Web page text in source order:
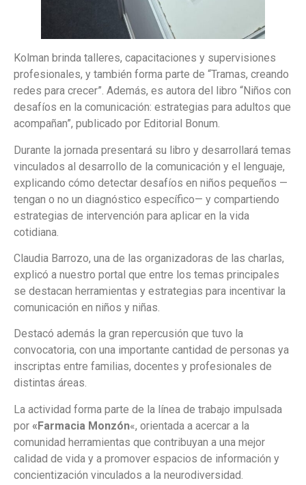
Kolman brinda talleres, capacitaciones y supervisiones
profesionales, y también forma parte de “Tramas, creando
redes para crecer”. Además, es autora del libro “Niños con
desafíos en la comunicación: estrategias para adultos que
acompañan”, publicado por Editorial Bonum.
Durante la jornada presentará su libro y desarrollará temas
vinculados al desarrollo de la comunicación y el lenguaje,
explicando cómo detectar desafíos en niños pequeños —
tengan o no un diagnóstico específico— y compartiendo
estrategias de intervención para aplicar en la vida
cotidiana.
Claudia Barrozo, una de las organizadoras de las charlas,
explicó a nuestro portal que entre los temas principales
se destacan herramientas y estrategias para incentivar la
comunicación en niños y niñas.
Destacó además la gran repercusión que tuvo la
convocatoria, con una importante cantidad de personas ya
inscriptas entre familias, docentes y profesionales de
distintas áreas.
La actividad forma parte de la línea de trabajo impulsada
por «Farmacia Monzón«, orientada a acercar a la
comunidad herramientas que contribuyan a una mejor
calidad de vida y a promover espacios de información y
concientización vinculados a la neurodiversidad.